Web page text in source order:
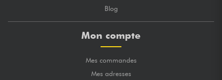
Blog
Mon compte
Mes commandes
Mes adresses